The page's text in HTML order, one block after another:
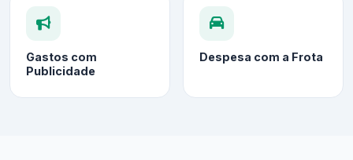
Gastos com
Publicidade
Despesa com a Frota